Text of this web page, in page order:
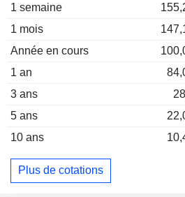
1 semaine
1 mois
Année en cours
1 an
3 ans
5 ans
10 ans
Plus de cotations